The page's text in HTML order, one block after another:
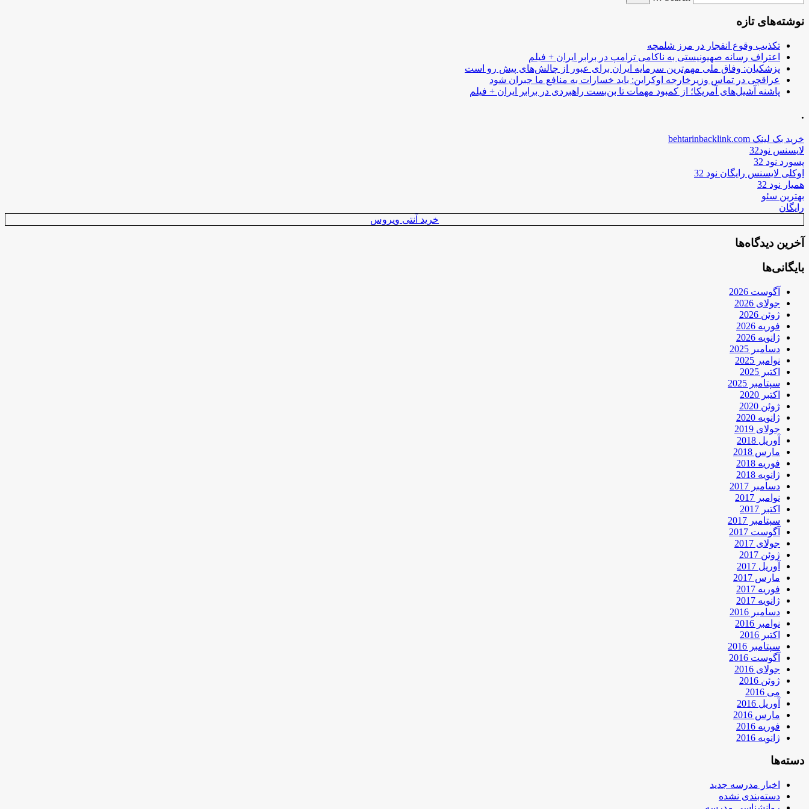
نوشته‌های تازه
تکذیب وقوع انفجار در مرز شلمچه
اعتراف رسانه صهیونیستی به ناکامی ترامپ در برابر ایران + فیلم
پزشکیان: وفاق ملی مهم‌ترین سرمایه ایران برای عبور از چالش‌های پیش رو است
عراقچی در تماس وزیرخارجه اوکراین: باید خسارات به منافع ما جبران شود
پاشنه آشیل‌های آمریکا؛ از کمبود مهمات تا بن‌بست راهبردی در برابر ایران + فیلم
.
خرید بک لینک behtarinbacklink.com
لایسنس نود32
پسورد نود 32
اوکلی لایسنس رایگان نود 32
همیار نود 32
بهترین سئو
رایگان
خرید آنتی ویروس
آخرین دیدگاه‌ها
بایگانی‌ها
آگوست 2026
جولای 2026
ژوئن 2026
فوریه 2026
ژانویه 2026
دسامبر 2025
نوامبر 2025
اکتبر 2025
سپتامبر 2025
اکتبر 2020
ژوئن 2020
ژانویه 2020
جولای 2019
آوریل 2018
مارس 2018
فوریه 2018
ژانویه 2018
دسامبر 2017
نوامبر 2017
اکتبر 2017
سپتامبر 2017
آگوست 2017
جولای 2017
ژوئن 2017
آوریل 2017
مارس 2017
فوریه 2017
ژانویه 2017
دسامبر 2016
نوامبر 2016
اکتبر 2016
سپتامبر 2016
آگوست 2016
جولای 2016
ژوئن 2016
می 2016
آوریل 2016
مارس 2016
فوریه 2016
ژانویه 2016
دسته‌ها
اخبار مدرسه جدید
دسته‌بندی نشده